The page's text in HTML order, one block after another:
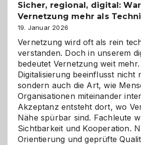
ein
dreifaches
Alaaf!
Sicher, regional, digital:
Vernetzung mehr als
19. Januar 2026
Vernetzung wird oft als rein
verstanden. Doch in unserem
bedeutet Vernetzung weit mehr.
Digitalisierung beeinflusst nicht
sondern auch die Art, wie
Organisationen miteinander
Akzeptanz entsteht dort, wo
Nähe spürbar sind. Fachleute
Sichtbarkeit und Kooperation.
Orientierung und geprüfte